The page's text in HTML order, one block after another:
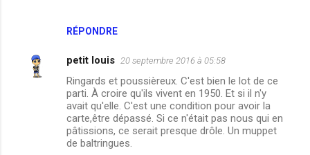
RÉPONDRE
petit louis 20 septembre 2016 à 05:58
Ringards et poussièreux. C'est bien le lot de ce
parti. À croire qu'ils vivent en 1950. Et si il n'y
avait qu'elle. C'est une condition pour avoir la
carte,être dépassé. Si ce n'était pas nous qui en
pâtissions, ce serait presque drôle. Un muppet
de baltringues.